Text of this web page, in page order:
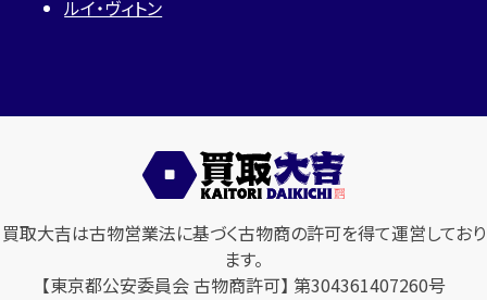
ルイ・ヴィトン
買取大吉は古物営業法に基づく古物商の許可を得て運営しており
ます。
【東京都公安委員会 古物商許可】 第304361407260号